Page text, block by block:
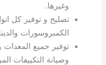
وغيرها.
تصليح و توفير كل
الكمبروسورات
توفير جميع المعدات
وصيانة التكييفات